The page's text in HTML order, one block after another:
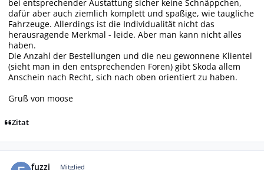
bei entsprechender Austattung sicher keine Schnäppchen,
dafür aber auch ziemlich komplett und spaßige, wie taugliche
Fahrzeuge. Allerdings ist die Individualität nicht das
herausragende Merkmal - leide. Aber man kann nicht alles
haben.
Die Anzahl der Bestellungen und die neu gewonnene Klientel
(sieht man in den entsprechenden Foren) gibt Skoda allem
Anschein nach Recht, sich nach oben orientiert zu haben.
Gruß von moose
Zitat
fuzzi Mitglied